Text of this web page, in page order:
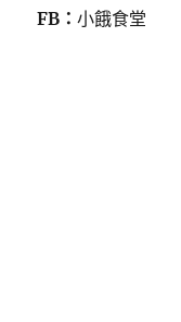
FB：小餓食堂